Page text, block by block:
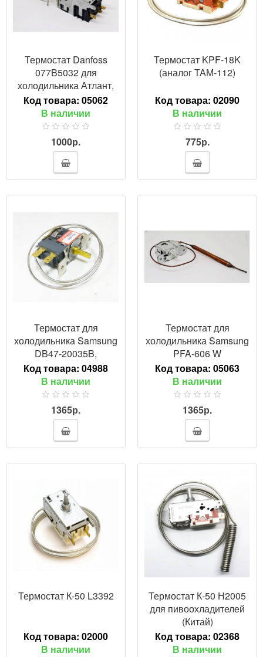
Термостат Danfoss
077B5032 для
холодильника Атлант,
аналог ТАМ-135 (1,3 м.),
908081450116
Код товара: 05062
В наличии
1000р.
Термостат KPF-18K
(аналог ТАМ-112)
Код товара: 02090
В наличии
775р.
Термостат для
холодильника Samsung
DB47-20035B,
HL103PFА-606S 3-конт
Код товара: 04988
В наличии
1365р.
Термостат для
холодильника Samsung
PFA-606 W
Код товара: 05063
В наличии
1365р.
Термостат К-50 L3392
Код товара: 02000
В наличии
Термостат К-50 Н2005
для пивоохладителей
(Китай)
Код товара: 02368
В наличии